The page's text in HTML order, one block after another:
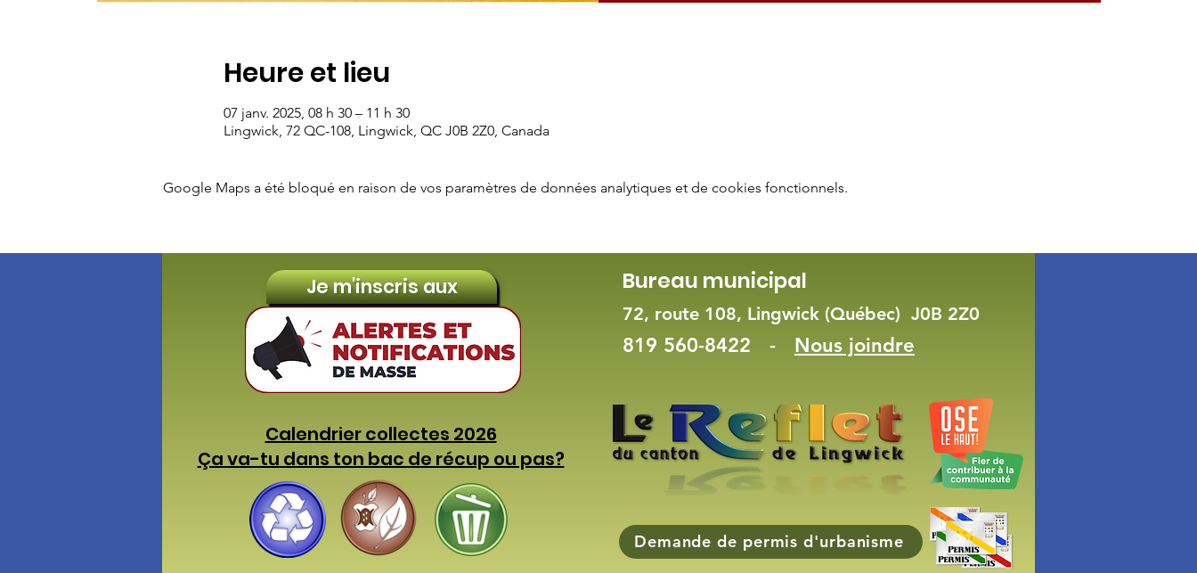
Heure et lieu
07 janv. 2025, 08 h 30 – 11 h 30
Lingwick, 72 QC-108, Lingwick, QC J0B 2Z0, Canada
Google Maps a été bloqué en raison de vos paramètres de données analytiques et de cookies fonctionnels.
Je m'inscris aux
Calendrier collectes 2026
Ça va-tu dans ton bac de récup ou pas?
Bureau municipal
72, route 108, Lingwick (Québec) J0B 2Z0
819 560-8422 - Nous joindre
Demande de permis d'urbanisme